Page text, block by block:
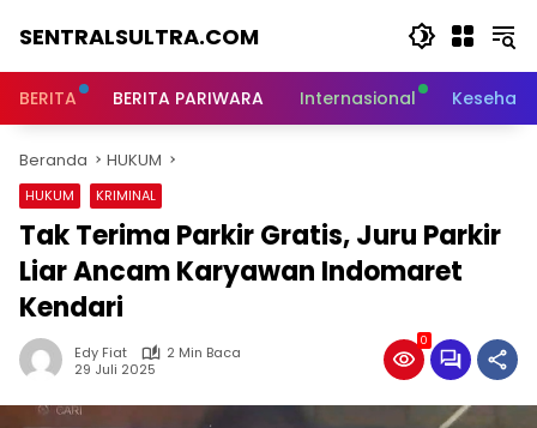
SENTRALSULTRA.COM
BERITA BERITA PARIWARA Internasional
Beranda HUKUM
HUKUM KRIMINAL
Tak Terima Parkir Gratis, Juru Parkir
Liar Ancam Karyawan Indomaret
Kendari
Edy Fiat
2 Min Baca
29 Juli 2025
0